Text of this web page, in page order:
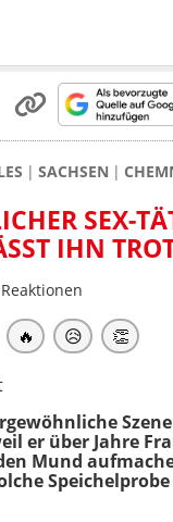
SACHSEN
SEX-
IHN
Reaktionen
🔥 😥 👏
er über Jahre
Mund